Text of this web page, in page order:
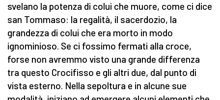
svelano la potenza di colui che muore, come ci dice
san Tommaso: la regalità, il sacerdozio, la
grandezza di colui che era morto in modo
ignominioso. Se ci fossimo fermati alla croce,
forse non avremmo visto una grande differenza
tra questo Crocifisso e gli altri due, dal punto di
vista esterno. Nella sepoltura e in alcune sue